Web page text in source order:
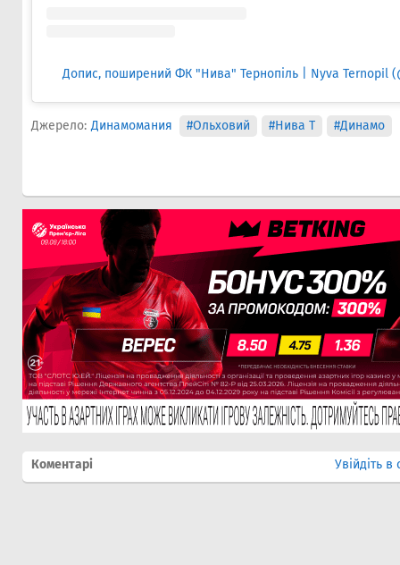
Допис, поширений ФК "Нива" Тернопіль | Nyva Ternopil
Джерело: Динамомания #Ольховий #Нива Т #Динамо
Коментарі Увійдіть в